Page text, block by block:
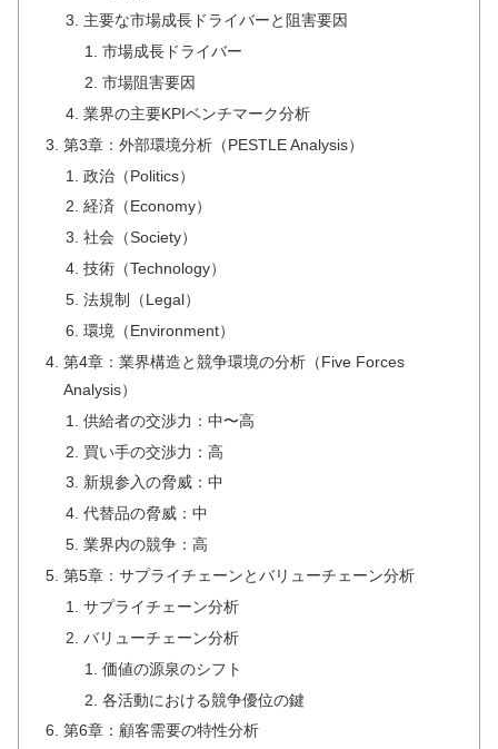
主要な市場成長ドライバーと阻害要因
市場成長ドライバー
市場阻害要因
業界の主要KPIベンチマーク分析
第3章：外部環境分析（PESTLE Analysis）
政治（Politics）
経済（Economy）
社会（Society）
技術（Technology）
法規制（Legal）
環境（Environment）
第4章：業界構造と競争環境の分析（Five Forces
Analysis）
供給者の交渉力：中〜高
買い手の交渉力：高
新規参入の脅威：中
代替品の脅威：中
業界内の競争：高
第5章：サプライチェーンとバリューチェーン分析
サプライチェーン分析
バリューチェーン分析
価値の源泉のシフト
各活動における競争優位の鍵
第6章：顧客需要の特性分析